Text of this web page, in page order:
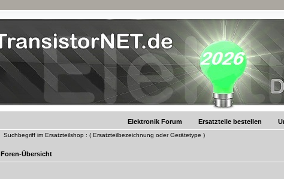
Elektronik Forum Ersatzteile bestellen
Suchbegriff im Ersatzteilshop : ( Ersatzteilbezeichnung oder Gerätetype )
Foren-Übersicht